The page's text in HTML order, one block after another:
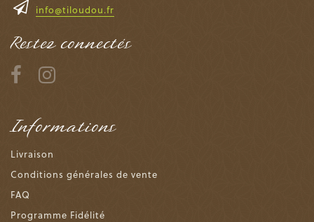
info@tiloudou.fr
Restez connectés
Informations
Livraison
Conditions générales de vente
FAQ
Programme Fidélité